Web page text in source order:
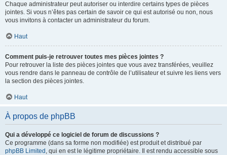
Chaque administrateur peut autoriser ou interdire certains types de pièces
jointes. Si vous n’êtes pas certain de savoir ce qui est autorisé ou non, nous
vous invitons à contacter un administrateur du forum.
Haut
Comment puis-je retrouver toutes mes pièces jointes ?
Pour retrouver la liste des pièces jointes que vous avez transférées, veuillez
vous rendre dans le panneau de contrôle de l’utilisateur et suivre les liens vers
la section des pièces jointes.
Haut
À propos de phpBB
Qui a développé ce logiciel de forum de discussions ?
Ce programme (dans sa forme non modifiée) est produit et distribué par
phpBB Limited , qui en est le légitime propriétaire. Il est rendu accessible sous